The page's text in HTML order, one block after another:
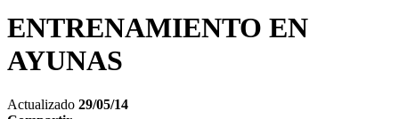
ENTRENAMIENTO EN
AYUNAS
Actualizado 29/05/14